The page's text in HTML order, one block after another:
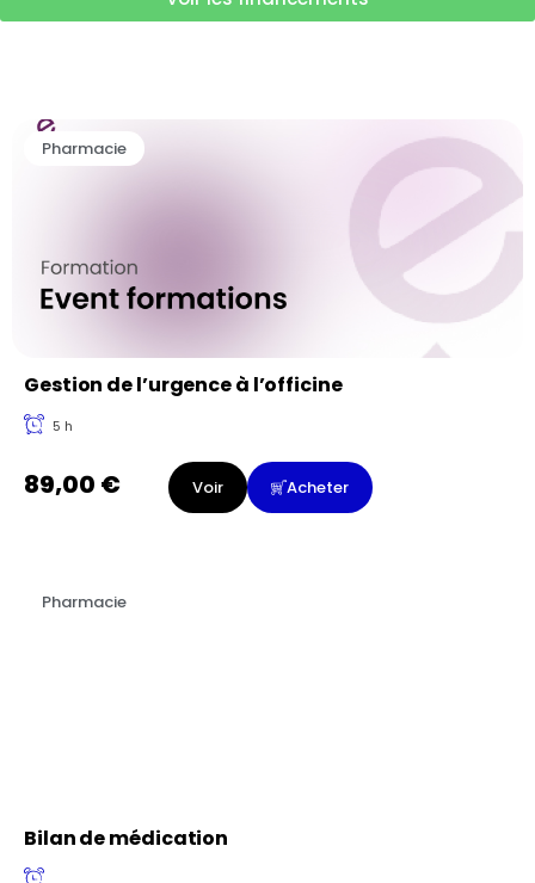
Gestion de l’urgence à l’officine
Pharmacie
5 h
89,00 € Voir Acheter
Bilan de médication
Pharmacie